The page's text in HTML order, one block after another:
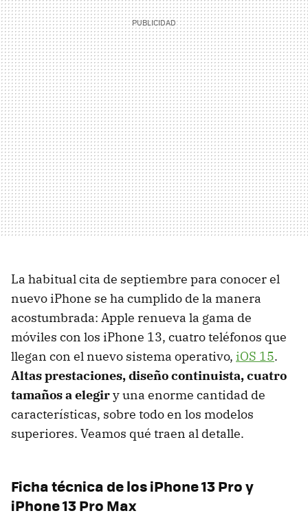
La habitual cita de septiembre para conocer el
nuevo iPhone se ha cumplido de la manera
acostumbrada: Apple renueva la gama de
móviles con los iPhone 13, cuatro teléfonos que
llegan con el nuevo sistema operativo, iOS 15.
Altas prestaciones, diseño continuista, cuatro
tamaños a elegiry una enorme cantidad de
características, sobre todo en los modelos
superiores. Veamos qué traen al detalle.
Ficha técnica de los iPhone 13 Pro y
iPhone 13 Pro Max